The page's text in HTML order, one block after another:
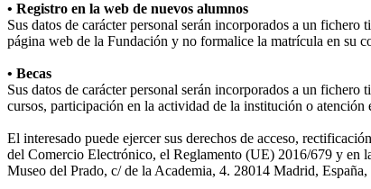
• Registro en la web de nuevos alumnos
Sus datos de carácter personal serán incorporados a un
página web de la Fundación y no formalice la matrícula en su
• Becas
Sus datos de carácter personal serán incorporados a un
cursos, participación en la actividad de la institución o atención
El interesado puede ejercer sus derechos de acceso,
del Comercio Electrónico, el Reglamento (UE) 2016/679 y en
Museo del Prado, c/ de la Academia, 4. 28014 Madrid,